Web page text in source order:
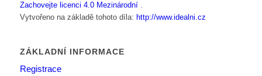
Zachovejte licenci 4.0 Mezinárodní
Vytvořeno na základě tohoto díla: http://www.idealni.cz
ZÁKLADNÍ INFORMACE
Registrace